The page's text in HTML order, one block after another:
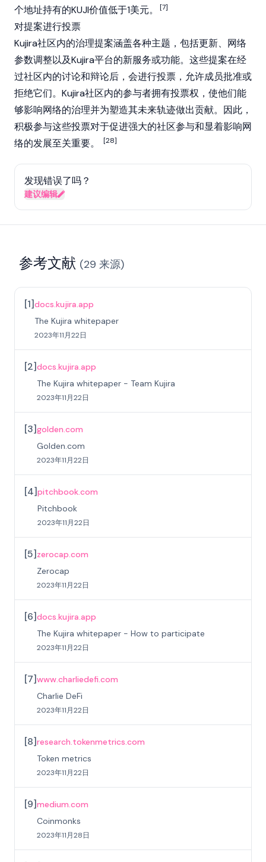
个地址持有的KUJI价值低于1美元。
[7]
对提案进行投票
Kujira社区内的治理提案涵盖各种主题，包括更新、网络
参数调整以及Kujira平台的新服务或功能。这些提案在经
过社区内的讨论和辩论后，会进行投票，允许成员批准或
拒绝它们。Kujira社区内的参与者拥有投票权，使他们能
够影响网络的治理并为塑造其未来轨迹做出贡献。因此，
积极参与这些投票对于促进强大的社区参与和显着影响网
络的发展至关重要。
[28]
发现错误了吗？
建议编辑
参考文献 (29 来源)
[1]docs.kujira.app
The Kujira whitepaper
2023年11月22日
[2]docs.kujira.app
The Kujira whitepaper - Team Kujira
2023年11月22日
[3]golden.com
Golden.com
2023年11月22日
[4]pitchbook.com
Pitchbook
2023年11月22日
[5]zerocap.com
Zerocap
2023年11月22日
[6]docs.kujira.app
The Kujira whitepaper - How to participate
2023年11月22日
[7]www.charliedefi.com
Charlie DeFi
2023年11月22日
[8]research.tokenmetrics.com
Token metrics
2023年11月22日
[9]medium.com
Coinmonks
2023年11月28日